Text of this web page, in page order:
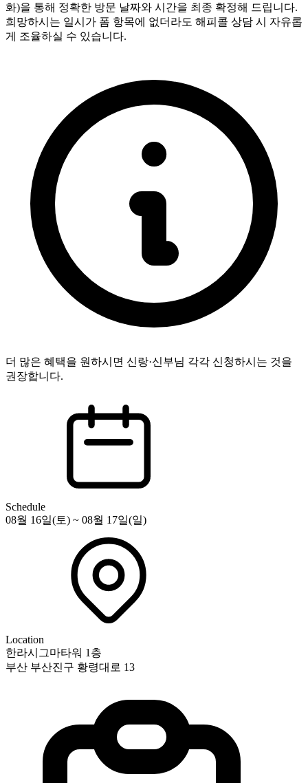
화)을 통해 정확한 방문 날짜와 시간을 최종 확정해 드립니다.
희망하시는 일시가 폼 항목에 없더라도 해피콜 상담 시 자유롭
게 조율하실 수 있습니다.
더 많은 혜택을 원하시면 신랑·신부님 각각 신청하시는 것을
권장합니다.
Schedule
08월 16일(토) ~ 08월 17일(일)
Location
한라시그마타워 1층
부산 부산진구 황령대로 13